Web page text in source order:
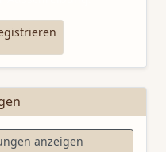
anzeigen